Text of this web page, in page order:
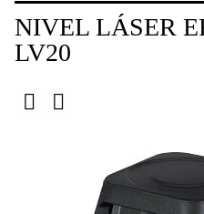
NIVEL LÁSER
LV20